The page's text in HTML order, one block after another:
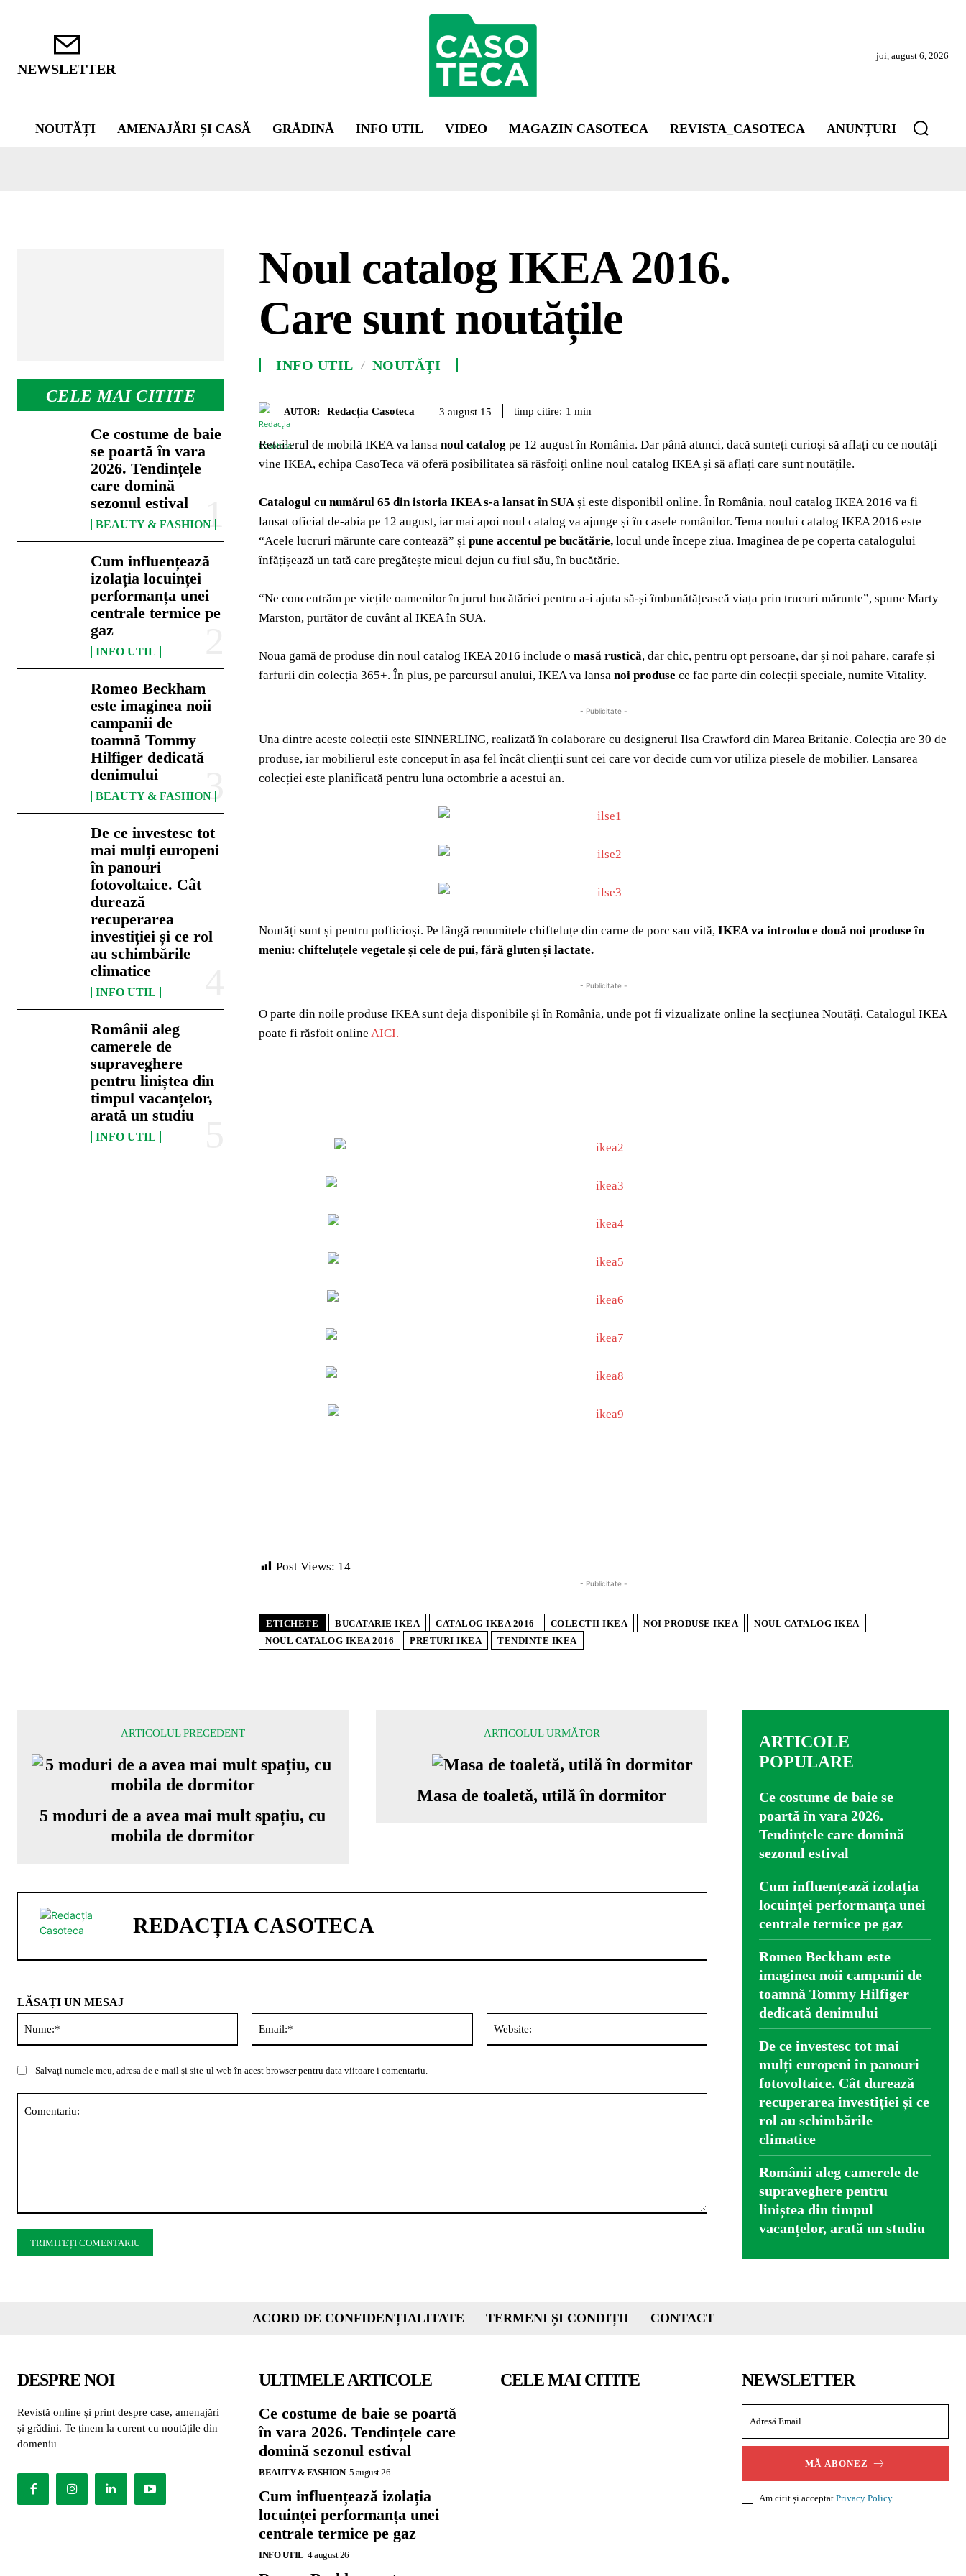
NEWSLETTER
joi, august 6, 2026
NOUTĂȚI AMENAJĂRI ȘI CASĂ GRĂDINĂ INFO UTIL VIDEO MAGAZIN CASOTECA REVISTA_CASOTECA ANUNȚURI
CELE MAI CITITE
Ce costume de baie
se poartă în vara
2026. Tendințele
care domină
sezonul estival
BEAUTY & FASHION
Cum influențează
izolația locuinței
performanța unei
centrale termice pe
gaz
INFO UTIL
Romeo Beckham
este imaginea noii
campanii de
toamnă Tommy
Hilfiger dedicată
denimului
BEAUTY & FASHION
De ce investesc tot
mai mulți europeni
în panouri
fotovoltaice. Cât
durează
recuperarea
investiției și ce rol
au schimbările
climatice
INFO UTIL
Românii aleg
camerele de
supraveghere
pentru liniștea din
timpul vacanțelor,
arată un studiu
INFO UTIL
Noul catalog IKEA 2016.
Care sunt noutățile
INFO UTIL NOUTĂȚI
AUTOR: Redacția Casoteca 3 august 15 timp citire: 1 min
Retailerul de mobilă IKEA va lansa noul catalog pe 12 august în România. Dar până atunci, dacă sunteți curioși să aflați cu ce noutăți
vine IKEA, echipa CasoTeca vă oferă posibilitatea să răsfoiți online noul catalog IKEA și să aflați care sunt noutățile.
Catalogul cu numărul 65 din istoria IKEA s-a lansat în SUAși este disponibil online. În România, noul catalog IKEA 2016 va fi
lansat oficial de-abia pe 12 august, iar mai apoi noul catalog va ajunge și în casele românilor. Tema noului catalog IKEA 2016 este
“Acele lucruri mărunte care contează” și pune accentul pe bucătărie, locul unde începe ziua. Imaginea de pe coperta catalogului
înfățișează un tată care pregătește micul dejun cu fiul său, în bucătărie.
“Ne concentrăm pe viețile oamenilor în jurul bucătăriei pentru a-i ajuta să-și îmbunătățească viața prin trucuri mărunte”, spune Marty
Marston, purtător de cuvânt al IKEA în SUA.
Noua gamă de produse din noul catalog IKEA 2016 include o masă rustică, dar chic, pentru opt persoane, dar și noi pahare, carafe și
farfurii din colecția 365+. În plus, pe parcursul anului, IKEA va lansa noi produse ce fac parte din colecții speciale, numite Vitality.
- Publicitate -
Una dintre aceste colecții este SINNERLING, realizată în colaborare cu designerul Ilsa Crawford din Marea Britanie. Colecția are 30 de
produse, iar mobilierul este conceput în așa fel încât clienții sunt cei care vor decide cum vor utiliza piesele de mobilier. Lansarea
colecției este planificată pentru luna octombrie a acestui an.
Noutăți sunt și pentru pofticioși. Pe lângă renumitele chifteluțe din carne de porc sau vită, IKEA va introduce două noi produse în
meniu: chifteluțele vegetale și cele de pui, fără gluten și lactate.
- Publicitate -
O parte din noile produse IKEA sunt deja disponibile și în România, unde pot fi vizualizate online la secțiunea Noutăți. Catalogul IKEA
poate fi răsfoit online AICI.
Post Views: 14
- Publicitate -
ETICHETE BUCATARIE IKEA CATALOG IKEA 2016 COLECTII IKEA NOI PRODUSE IKEA
NOUL CATALOG IKEA
NOUL CATALOG IKEA 2016
PRETURI IKEA TENDINTE IKEA
ARTICOLUL PRECEDENT
5 moduri de a avea mai mult spațiu, cu
mobila de dormitor
ARTICOLUL URMĂTOR
Masa de toaletă, utilă în dormitor
REDACȚIA CASOTECA
LĂSAȚI UN MESAJ
Salvați numele meu, adresa de e-mail și site-ul web în acest browser pentru data viitoare i comentariu.
ARTICOLE
POPULARE
Ce costume de baie se
poartă în vara 2026.
Tendințele care domină
sezonul estival
Cum influențează izolația
locuinței performanța unei
centrale termice pe gaz
Romeo Beckham este
imaginea noii campanii de
toamnă Tommy Hilfiger
dedicată denimului
De ce investesc tot mai
mulți europeni în panouri
fotovoltaice. Cât durează
recuperarea investiției și ce
rol au schimbările
climatice
Românii aleg camerele de
supraveghere pentru
liniștea din timpul
vacanțelor, arată un studiu
ACORD DE CONFIDENȚIALITATE TERMENI ȘI CONDIȚII CONTACT
DESPRE NOI
Revistă online și print despre case, amenajări
și grădini. Te ținem la curent cu noutățile din
domeniu
ULTIMELE ARTICOLE
Ce costume de baie se poartă
în vara 2026. Tendințele care
domină sezonul estival
BEAUTY & FASHION 5 august 26
Cum influențează izolația
locuinței performanța unei
centrale termice pe gaz
INFO UTIL 4 august 26
CELE MAI CITITE NEWSLETTER
MĂ ABONEZ
Am citit și acceptat Privacy Policy.